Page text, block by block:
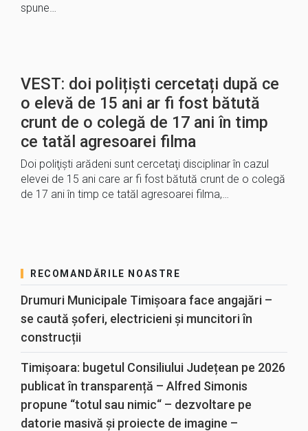
spune…
VEST: doi polițiști cercetați după ce
o elevă de 15 ani ar fi fost bătută
crunt de o colegă de 17 ani în timp
ce tatăl agresoarei filma
Doi poliţişti arădeni sunt cercetaţi disciplinar în cazul
elevei de 15 ani care ar fi fost bătută crunt de o colegă
de 17 ani în timp ce tatăl agresoarei filma,…
RECOMANDĂRILE NOASTRE
Drumuri Municipale Timișoara face angajări –
se caută șoferi, electricieni și muncitori în
construcții
Timișoara: bugetul Consiliului Județean pe 2026
publicat în transparență – Alfred Simonis
propune “totul sau nimic“ – dezvoltare pe
datorie masivă și proiecte de imagine –